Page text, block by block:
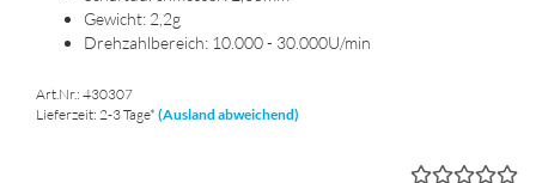
Ge­wicht: 2,2g
Dreh­zahl­be­reich: 10.000 - 30.000U/min
Art.Nr.: 430307
Lieferzeit: 2-3 Tage* (Ausland abweichend)